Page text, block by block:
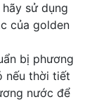
sử dụng
của golden
bị phương
nếu thời tiết
nước để